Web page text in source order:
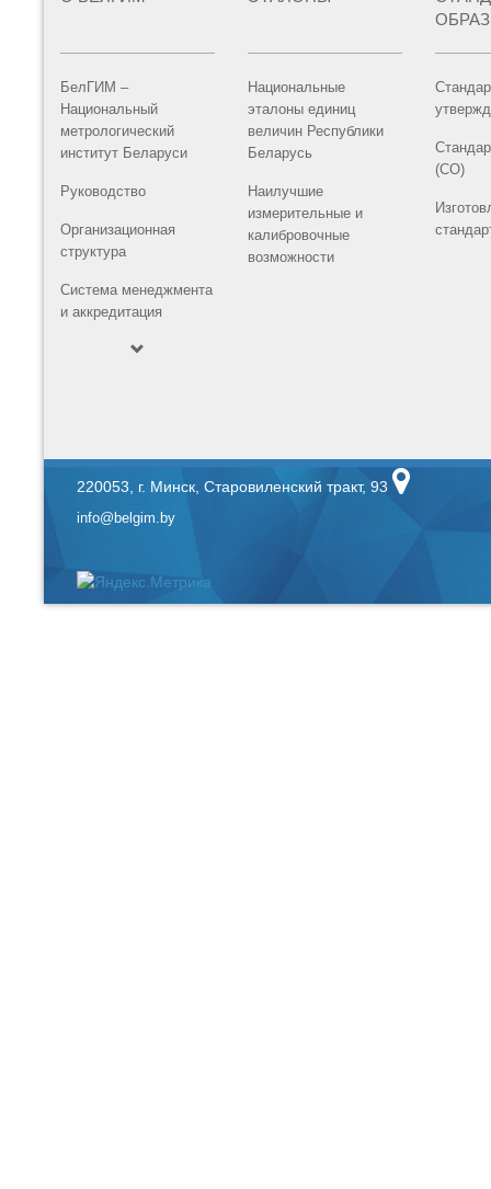
БелГИМ –
Национальный
метрологический
институт Беларуси
Руководство
Организационная
структура
Система менеджмента
и аккредитация
Национальные
эталоны единиц
величин Республики
Беларусь
Наилучшие
измерительные и
калибровочные
возможности
(СО)
220053, г. Минск, Старовиленский тракт, 93
info@belgim.by